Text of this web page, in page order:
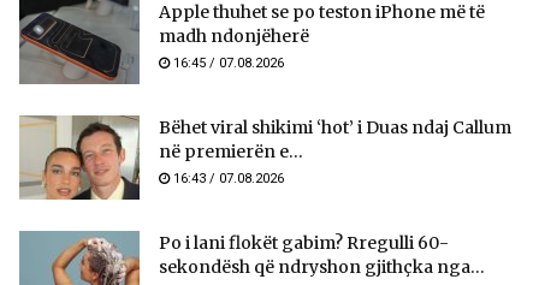
Apple thuhet se po teston iPhone më të
madh ndonjëherë
16:45 / 07.08.2026
Bëhet viral shikimi ‘hot’ i Duas ndaj Callum
në premierën e...
16:43 / 07.08.2026
Po i lani flokët gabim? Rregulli 60-
sekondësh që ndryshon gjithçka nga...